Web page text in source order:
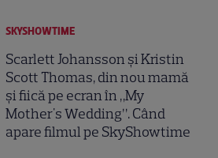
SKYSHOWTIME
Scarlett Johansson și Kristin
Scott Thomas, din nou mamă
și fiică pe ecran în „My
Mother's Wedding”. Când
apare filmul pe SkyShowtime